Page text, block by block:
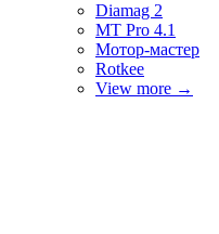
Diamag 2
MT Pro 4.1
Мотор-мастер
Rotkee
View more →